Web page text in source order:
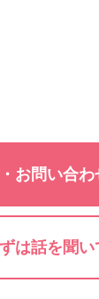
お問い合わ
は話を聞い